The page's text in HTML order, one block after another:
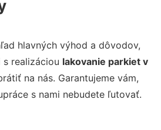
hlavných výhod a dôvodov,
realizáciou lakovanie parkiet v
na nás. Garantujeme vám,
s nami nebudete ľutovať.